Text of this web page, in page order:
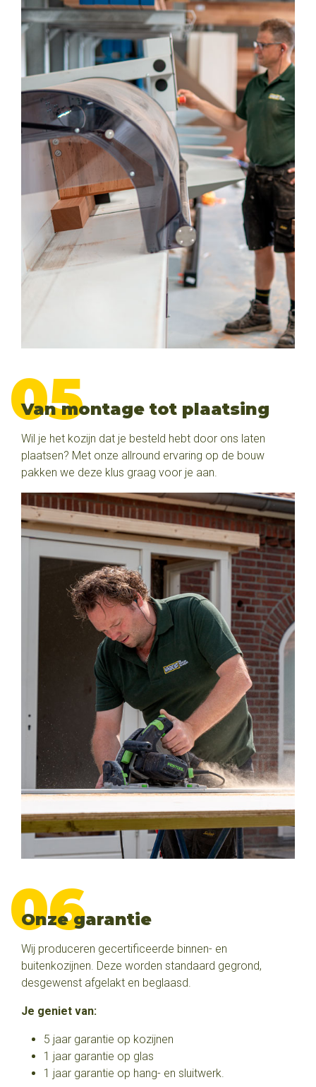
Van montage tot plaatsing
Wil je het kozijn dat je besteld hebt door ons laten
plaatsen? Met onze allround ervaring op de bouw
pakken we deze klus graag voor je aan.
Onze garantie
Wij produceren gecertificeerde binnen- en
buitenkozijnen. Deze worden standaard gegrond,
desgewenst afgelakt en beglaasd.
Je geniet van:
5 jaar garantie op kozijnen
1 jaar garantie op glas
1 jaar garantie op hang- en sluitwerk.